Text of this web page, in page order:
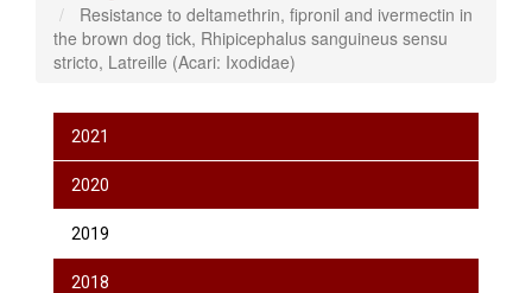
Resistance to deltamethrin, fipronil and ivermectin in
the brown dog tick, Rhipicephalus sanguineus sensu
stricto, Latreille (Acari: Ixodidae)
2021
2020
2019
2018